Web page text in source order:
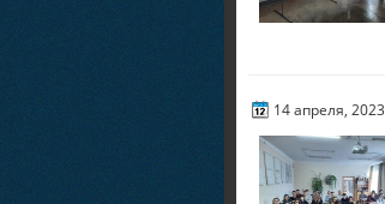
14 апреля, 2023